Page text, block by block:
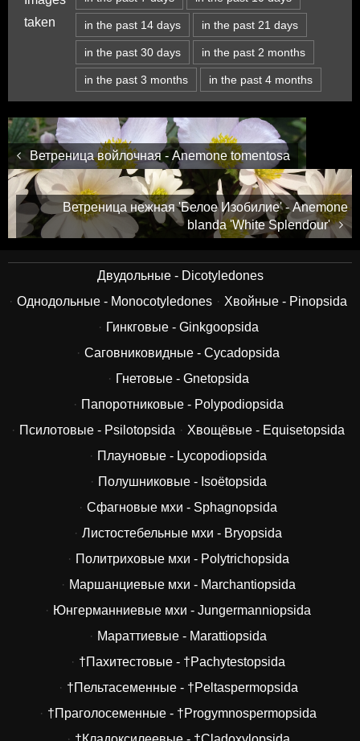
taken
in the past 14 days in the past 21 days
in the past 30 days in the past 2 months
in the past 3 months in the past 4 months
Ветреница войлочная - Anemone tomentosa
Ветреница нежная 'Белое Изобилие' - Anemone
blanda 'White Splendour'
Двудольные - Dicotyledones
Однодольные - Monocotyledones
Хвойные - Pinopsida
Гинкговые - Ginkgoopsida
Саговниковидные - Cycadopsida
Гнетовые - Gnetopsida
Папоротниковые - Polypodiopsida
Псилотовые - Psilotopsida
Хвощёвые - Equisetopsida
Плауновые - Lycopodiopsida
Полушниковые - Isoëtopsida
Сфагновые мхи - Sphagnopsida
Листостебельные мхи - Bryopsida
Политриховые мхи - Polytrichopsida
Маршанциевые мхи - Marchantiopsida
Юнгерманниевые мхи - Jungermanniopsida
Мараттиевые - Marattiopsida
†Пахитестовые - †Pachytestopsida
†Пельтасеменные - †Peltaspermopsida
†Праголосеменные - †Progymnospermopsida